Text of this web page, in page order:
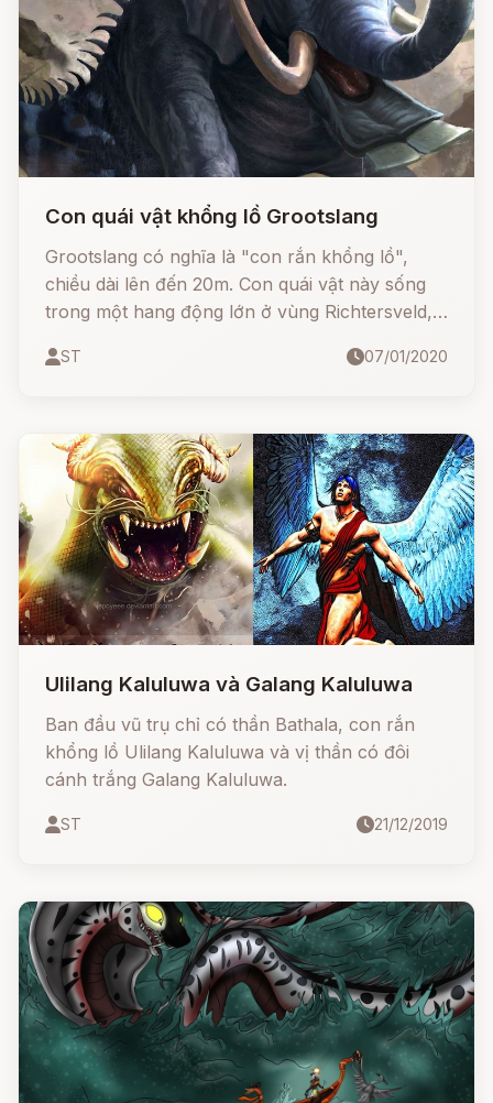
Con quái vật khổng lồ Grootslang
Grootslang có nghĩa là "con rắn khổng lồ",
chiều dài lên đến 20m. Con quái vật này sống
trong một hang động lớn ở vùng Richtersveld,
ST 07/01/2020
Ulilang Kaluluwa và Galang Kaluluwa
Ban đầu vũ trụ chỉ có thần Bathala, con rắn
khổng lồ Ulilang Kaluluwa và vị thần có đôi
cánh trắng Galang Kaluluwa.
ST 21/12/2019